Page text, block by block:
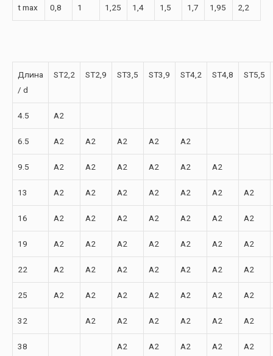
t max 0,8 1 1,25 1,4 1,5 1,7 1,95 2,2
Длина
/ d
ST2,2 ST2,9 ST3,5 ST3,9 ST4,2 ST4,8 ST5,5
4.5 A2
6.5 A2 A2 A2 A2 A2
9.5 A2 A2 A2 A2 A2 A2
13 A2 A2 A2 A2 A2 A2 A2
16 A2 A2 A2 A2 A2 A2 A2
19 A2 A2 A2 A2 A2 A2 A2
22 A2 A2 A2 A2 A2 A2 A2
25 A2 A2 A2 A2 A2 A2 A2
32 A2 A2 A2 A2 A2 A2
38 A2 A2 A2 A2 A2